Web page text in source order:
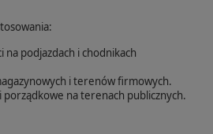
na podjazdach i chodnikach
i terenów firmowych.
porządkowe na terenach publicznych.